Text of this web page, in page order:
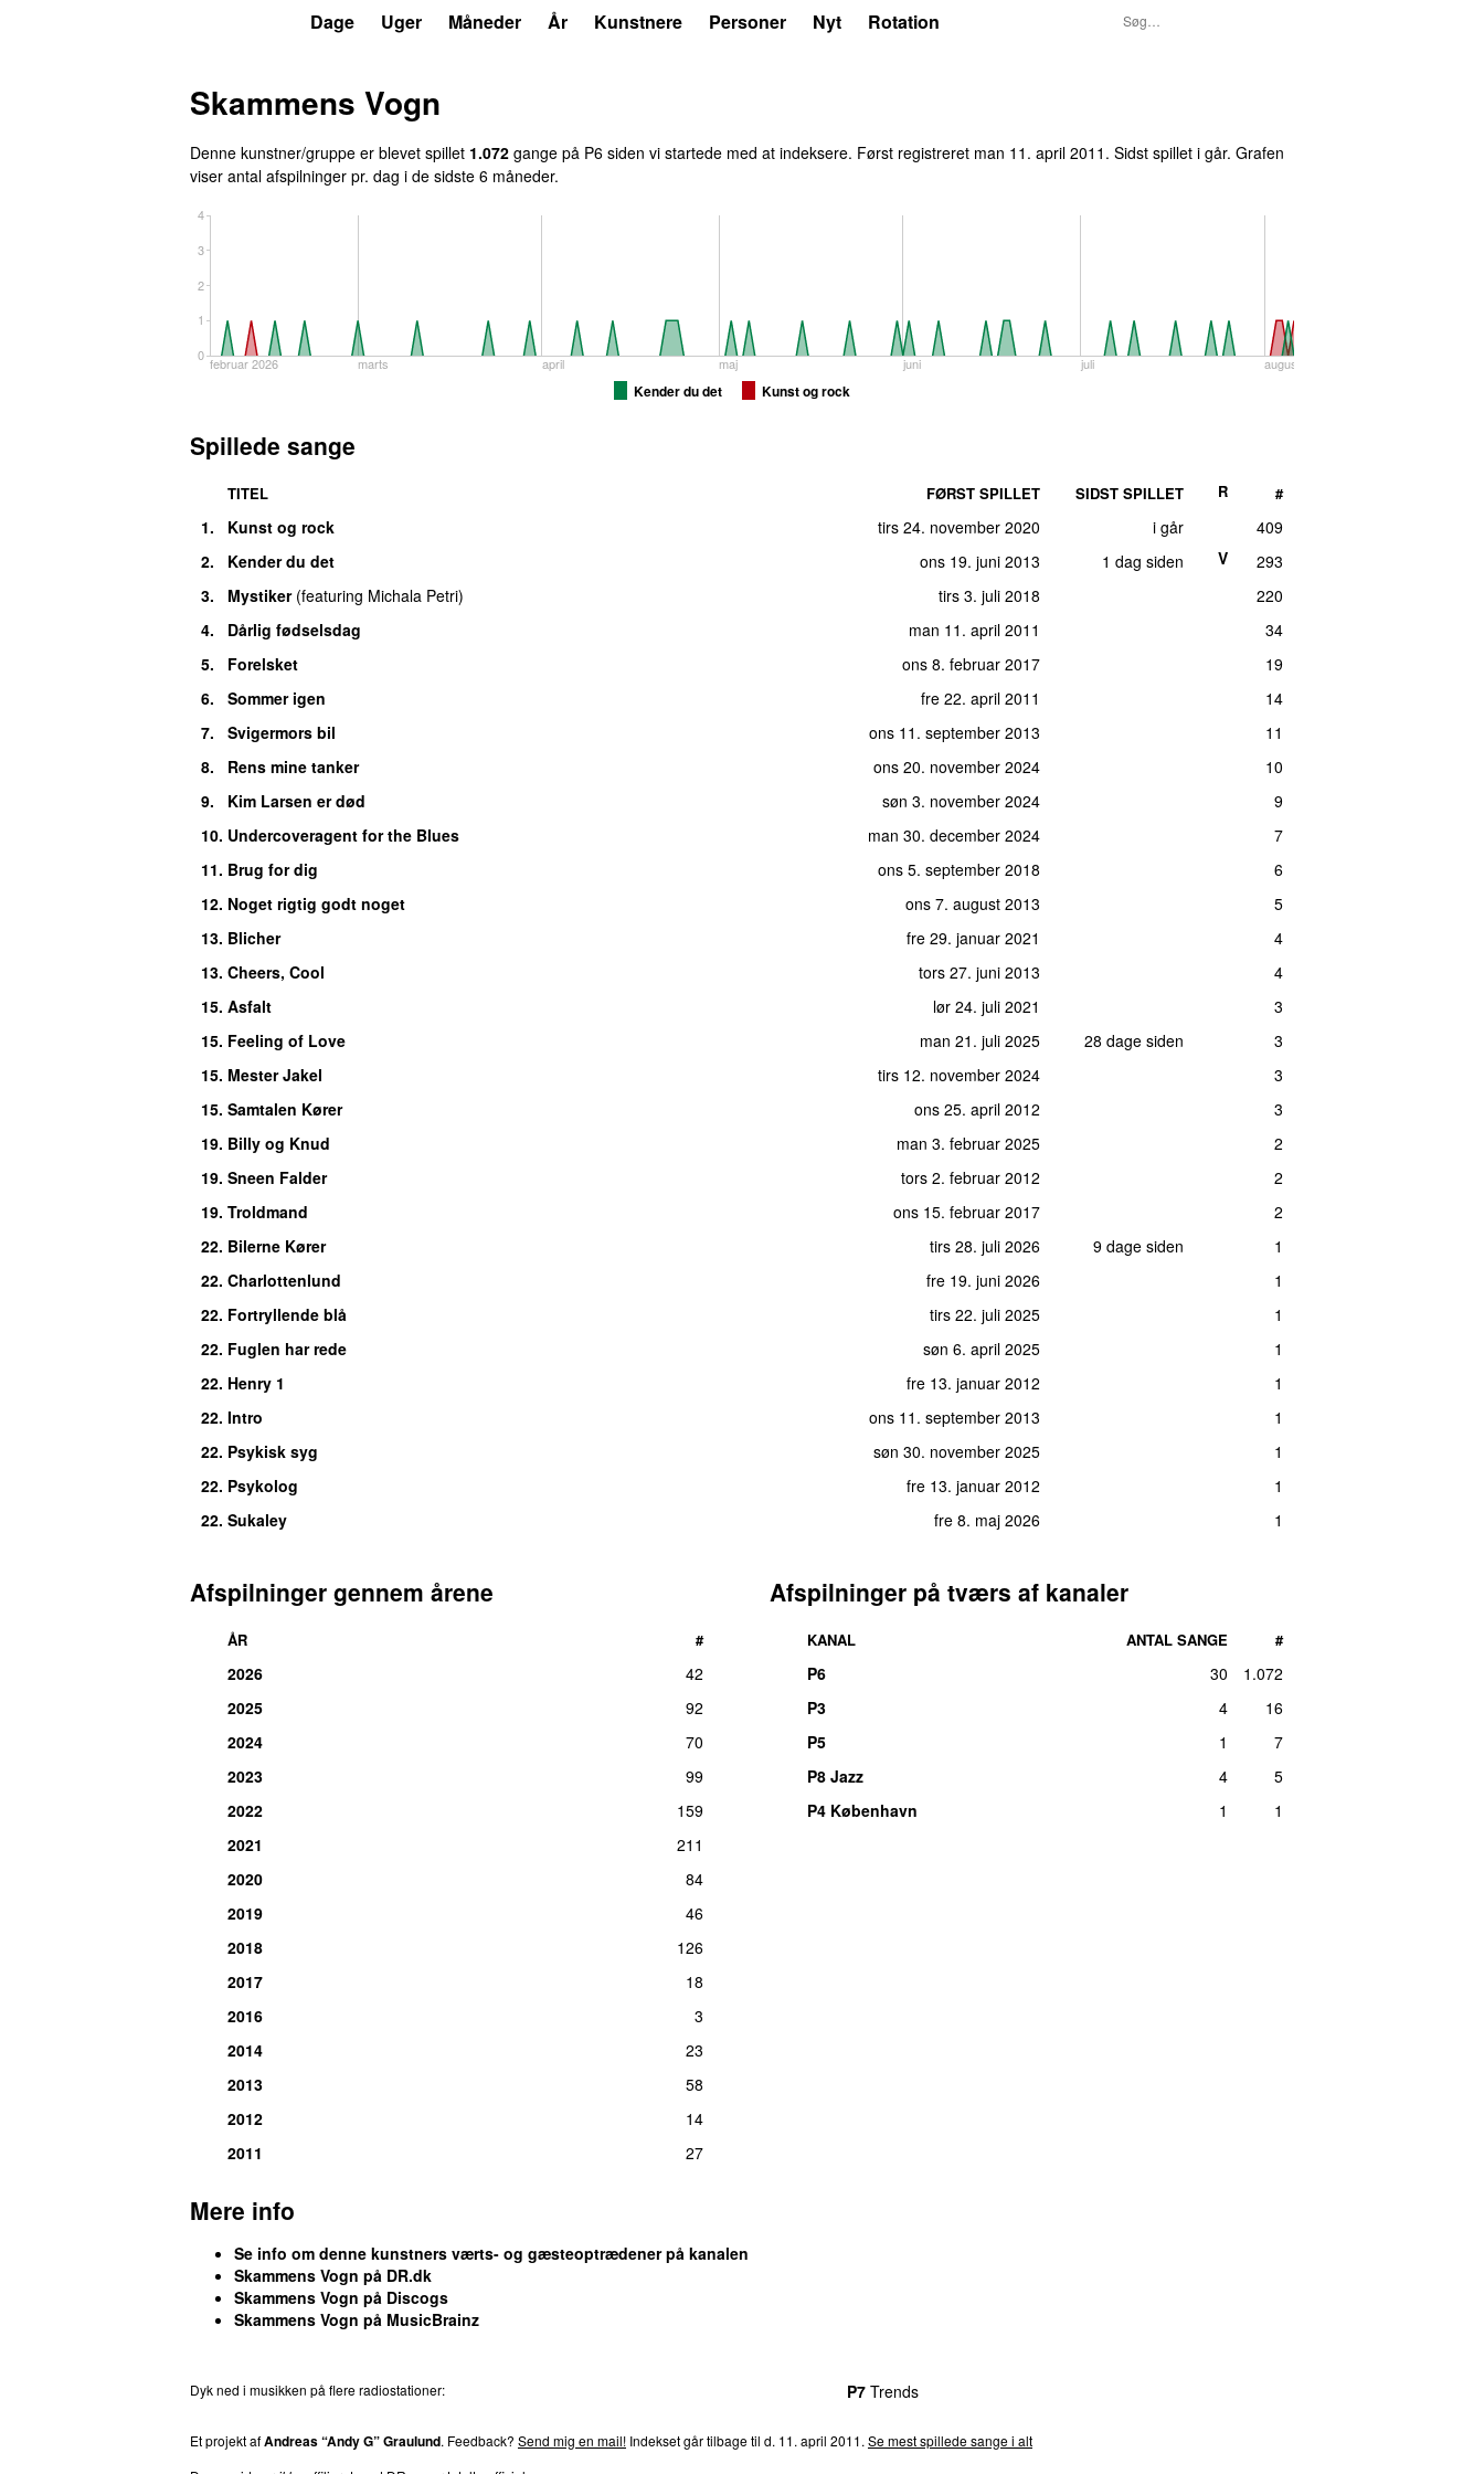
Dage Uger Måneder År Kunstnere Personer Nyt Rotation
Skammens Vogn
Denne kunstner/gruppe er blevet spillet 1.072 gange på P6 siden vi startede med at indeksere. Først registreret man 11. april 2011 . Sidst spillet i går. Grafen
viser antal afspilninger pr. dag i de sidste 6 måneder.
februar 2026 marts april maj juni juli august
0
1
2
3
4
Kender du det Kunst og rock
Spillede sange
TITEL FØRST SPILLET SIDST SPILLET R #
1. Kunst og rock tirs 24. november 2020 i går
409
2.
Kender du det ons 19. juni 2013 1 dag siden V
293
3.
Mystiker (featuring Michala Petri) tirs 3. juli 2018
220
4.
Dårlig fødselsdag man 11. april 2011
34
5.
Forelsket ons 8. februar 2017
19
6.
Sommer igen fre 22. april 2011
14
7.
Svigermors bil ons 11. september 2013
11
8.
Rens mine tanker ons 20. november 2024
10
9.
Kim Larsen er død søn 3. november 2024
9
10. Undercoveragent for the Blues man 30. december 2024
7
11. Brug for dig ons 5. september 2018
6
12. Noget rigtig godt noget ons 7. august 2013
5
13. Blicher fre 29. januar 2021
4
13. Cheers, Cool tors 27. juni 2013
4
15. Asfalt lør 24. juli 2021
3
15. Feeling of Love man 21. juli 2025 28 dage siden
3
15. Mester Jakel tirs 12. november 2024
3
15. Samtalen Kører ons 25. april 2012
3
19. Billy og Knud man 3. februar 2025
2
19. Sneen Falder tors 2. februar 2012
2
19. Troldmand ons 15. februar 2017
2
22. Bilerne Kører tirs 28. juli 2026 9 dage siden
1
22. Charlottenlund fre 19. juni 2026
1
22. Fortryllende blå tirs 22. juli 2025
1
22. Fuglen har rede søn 6. april 2025
1
22. Henry 1 fre 13. januar 2012
1
22. Intro ons 11. september 2013
1
22. Psykisk syg søn 30. november 2025
1
22. Psykolog fre 13. januar 2012
1
22. Sukaley fre 8. maj 2026 1
Afspilninger gennem årene
ÅR #
2026
42
2025
92
2024
70
2023
99
2022
159
2021
211
2020
84
2019
46
2018
126
2017
18
2016
3
2014
23
2013
58
2012
14
2011
27
Afspilninger på tværs af kanaler
KANAL ANTAL SANGE #
P6 30
1.072
P3
4
16
P5
1
7
P8 Jazz
4
5
P4 København
1 1
Mere info
Se info om denne kunstners værts- og gæsteoptrædener på kanalen
Skammens Vogn på DR.dk
Skammens Vogn på Discogs
Skammens Vogn på MusicBrainz
Dyk ned i musikken på flere radiostationer: P7 Trends
Et projekt afAndreas “Andy G” Graulund. Feedback? Send mig en mail! Indekset går tilbage til d. 11. april 2011. Se mest spillede sange i alt